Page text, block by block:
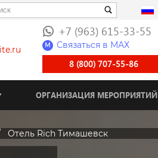
+7 (963) 615-33-55
M Связаться в МАХ
8 (800) 707-55-86
ОРГАНИЗАЦИЯ МЕРОПРИЯТИЙ
Отель Rich Тимашевск